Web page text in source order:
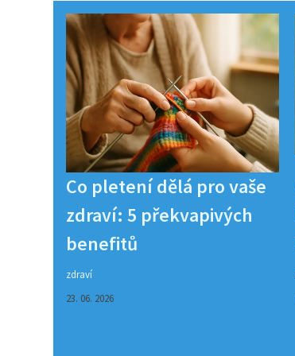
Co pletení dělá pro vaše
zdraví: 5 překvapivých
benefitů
zdraví
23. 06. 2026